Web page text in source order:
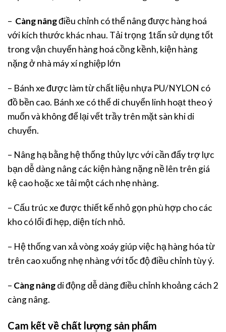
– Càng nângđiều chỉnh có thể nâng được hàng hoá
với kích thước khác nhau. Tải trọng 1tấn sử dụng tốt
trong vận chuyển hàng hoá cồng kềnh, kiện hàng
nặng ở nhà máy xí nghiệp lớn
– Bánh xe được làm từ chất liệu nhựa PU/NYLON có
đồ bền cao. Bánh xe có thể di chuyển linh hoạt theo ý
muốn và không để lại vết trầy trên mặt sàn khi di
chuyển.
– Nâng hạ bằng hệ thống thủy lực với cần đẩy trợ lực
bạn dễ dàng nâng các kiện hàng nặng nề lên trên giá
kệ cao hoặc xe tải một cách nhẹ nhàng.
– Cấu trúc xe được thiết kế nhỏ gọn phù hợp cho các
kho có lối đi hẹp, diện tích nhỏ.
– Hệ thống van xả vòng xoáy giúp việc hạ hàng hóa từ
trên cao xuống nhẹ nhàng với tốc độ điều chỉnh tùy ý.
– Càng nângdi động dễ dàng điều chỉnh khoảng cách 2
càng nâng.
Cam kết về chất lượng sản phẩm